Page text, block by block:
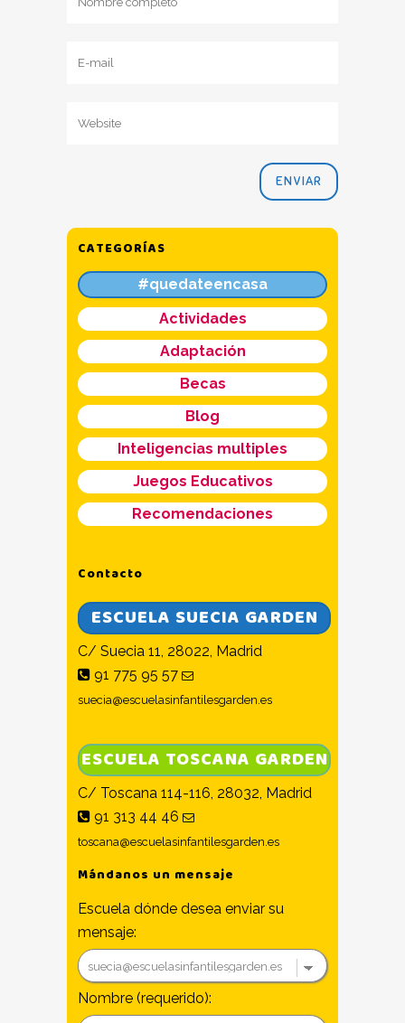
CATEGORÍAS
#quedateencasa
Actividades
Adaptación
Becas
Blog
Inteligencias multiples
Juegos Educativos
Recomendaciones
Contacto
ESCUELA SUECIA GARDEN
C/ Suecia 11, 28022, Madrid
91 775 95 57
suecia@escuelasinfantilesgarden.es
ESCUELA TOSCANA GARDEN
C/ Toscana 114-116, 28032, Madrid
91 313 44 46
toscana@escuelasinfantilesgarden.es
Mándanos un mensaje
Escuela dónde desea enviar su
mensaje:
Nombre (requerido):